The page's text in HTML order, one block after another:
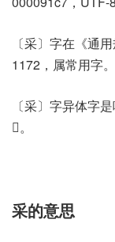
〔采〕字在《通
1172，属常用字。
〔采〕字异体字
𤓳。
采的意思